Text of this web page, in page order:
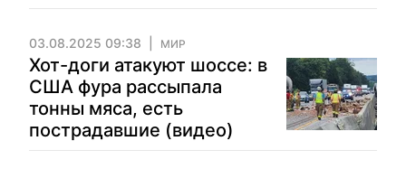
03.08.2025 09:38 МИР
Хот-доги атакуют шоссе: в
США фура рассыпала
тонны мяса, есть
пострадавшие (видео)